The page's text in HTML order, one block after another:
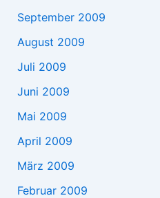
September 2009
August 2009
Juli 2009
Juni 2009
Mai 2009
April 2009
März 2009
Februar 2009